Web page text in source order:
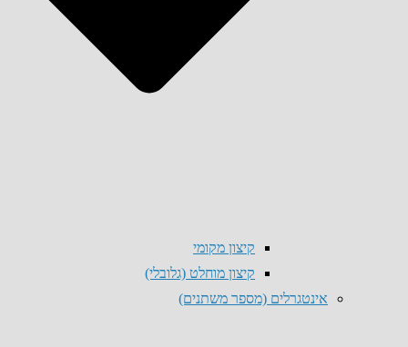
קיצון מקומי
קיצון מוחלט (גלובלי)
אינטגרלים (מספר משתנים)